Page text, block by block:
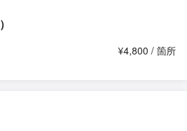
¥4,800 / 箇所